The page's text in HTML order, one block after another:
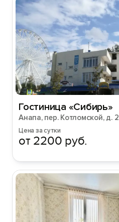
Гостиница «Сибирь»
Анапа, пер. Котломской, д. 2
Цена за сутки
от 2200 руб.